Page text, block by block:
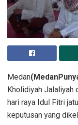
Medan
Kholidiyah Jalaliyah
hari raya Idul Fitri
keputusan yang